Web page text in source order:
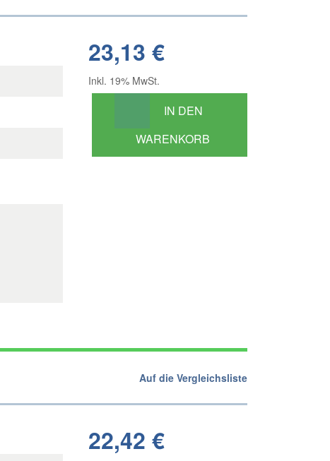
23,13 €
Inkl. 19% MwSt.
IN DEN
WARENKORB
Auf die Vergleichsliste
22,42 €